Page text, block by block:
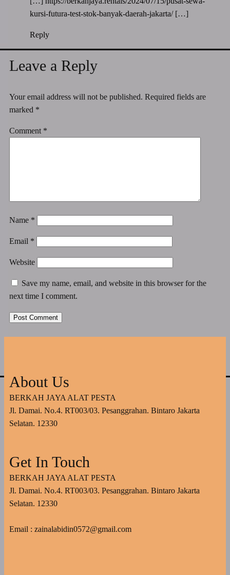
kursi-futura-test-stok-banyak-daerah-jakarta/[…]
Reply
Leave a Reply
Your email address will not be published. Required fields are
marked *
Comment *
Name *
Email *
Website
Save my name, email, and website in this browser for the
next time I comment.
About Us
BERKAH JAYA ALAT PESTA
Jl. Damai. No.4. RT003/03. Pesanggrahan. Bintaro Jakarta
Selatan. 12330
Get In Touch
BERKAH JAYA ALAT PESTA
Jl. Damai. No.4. RT003/03. Pesanggrahan. Bintaro Jakarta
Selatan. 12330
Email : zainalabidin0572@gmail.com